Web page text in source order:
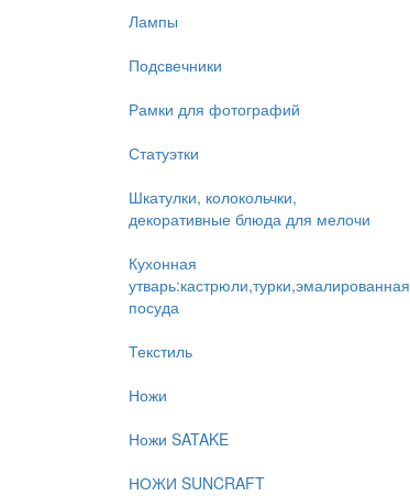
Лампы
Подсвечники
Рамки для фотографий
Статуэтки
Шкатулки, колокольчки,
декоративные блюда для мелочи
Кухонная
утварь:кастрюли,турки,эмалированная
посуда
Текстиль
Ножи
Ножи SATAKE
НОЖИ SUNCRAFT